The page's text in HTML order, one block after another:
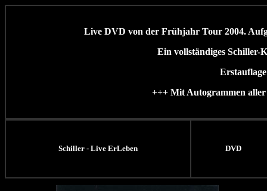
Live DVD von der Frühjahr Tour 2004.
Ein vollständiges
+++ Mit Autogrammen
Schiller - Live ErLeben DVD